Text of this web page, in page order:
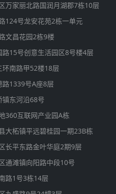
万家丽北路国润月湖郡7栋10层
124号龙安花苑2栋一单元
文昌花园2栋9楼
15号创意生活园区8号楼4层
南路甲52楼18层
路1339号A座8层
镇东河沿68号
360互联网产业园A栋
大柘镇平远碧桂园一期23B栋
长平东路金叶华庭2期9层
通滩镇向阳路中段10号
路1号3栋14层